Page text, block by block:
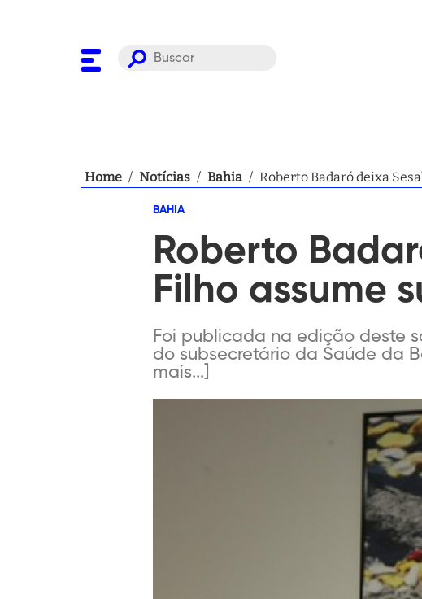
Home / Notícias / Bahia / Roberto Badaró deixa
BAHIA
Roberto
Filho assume
Foi publicada na edição deste
do subsecretário da Saúde da
mais...]